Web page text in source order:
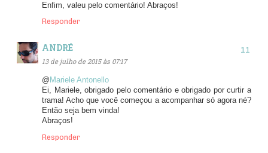
Enfim, valeu pelo comentário! Abraços!
Responder
ANDRÉ
13 de julho de 2015 às 07:17
@ Mariele Antonello
Ei, Mariele, obrigado pelo comentário e obrigado por curtir a
trama! Acho que você começou a acompanhar só agora né?
Então seja bem vinda!
Abraços!
Responder